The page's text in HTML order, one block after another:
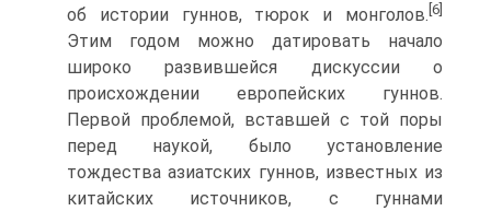
об истории гуннов, тюрок и монголов. [6]
Этим годом можно датировать начало
широко развившейся дискуссии о
происхождении европей­ских гуннов.
Первой проблемой, вставшей с той поры
перед наукой, было установление
тождества азиатских гуннов, из­вестных из
китайских источников, с гуннами